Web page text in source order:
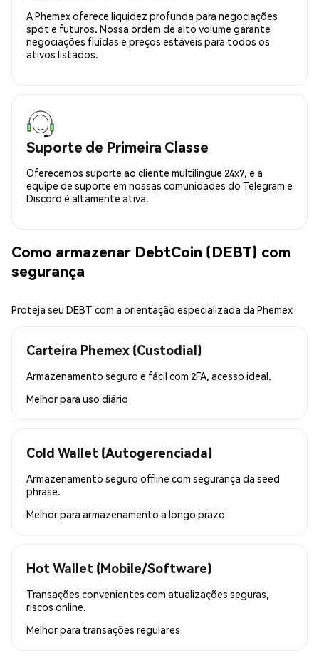
A Phemex oferece liquidez profunda para negociações
spot e futuros. Nossa ordem de alto volume garante
negociações fluídas e preços estáveis para todos os
ativos listados.
Suporte de Primeira Classe
Oferecemos suporte ao cliente multilingue 24x7, e a
equipe de suporte em nossas comunidades do Telegram e
Discord é altamente ativa.
Como armazenar DebtCoin (DEBT) com
segurança
Proteja seu DEBT com a orientação especializada da Phemex
Carteira Phemex (Custodial)
Armazenamento seguro e fácil com 2FA, acesso ideal.
Melhor para uso diário
Cold Wallet (Autogerenciada)
Armazenamento seguro offline com segurança da seed
phrase.
Melhor para armazenamento a longo prazo
Hot Wallet (Mobile/Software)
Transações convenientes com atualizações seguras,
riscos online.
Melhor para transações regulares